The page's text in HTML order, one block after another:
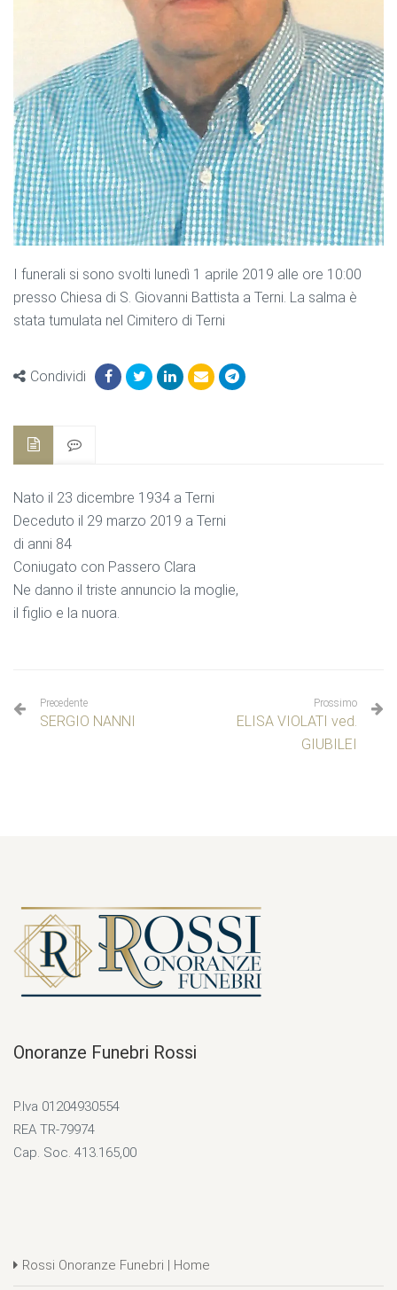
I funerali si sono svolti lunedì 1 aprile 2019 alle ore 10:00
presso Chiesa di S. Giovanni Battista a Terni. La salma è
stata tumulata nel Cimitero di Terni
Condividi
Nato il 23 dicembre 1934 a Terni
Deceduto il 29 marzo 2019 a Terni
di anni 84
Coniugato con Passero Clara
Ne danno il triste annuncio la moglie,
il figlio e la nuora.
Precedente
SERGIO NANNI
Prossimo
ELISA VIOLATI ved.
GIUBILEI
Onoranze Funebri Rossi
P.Iva 01204930554
REA TR-79974
Cap. Soc. 413.165,00
Rossi Onoranze Funebri | Home